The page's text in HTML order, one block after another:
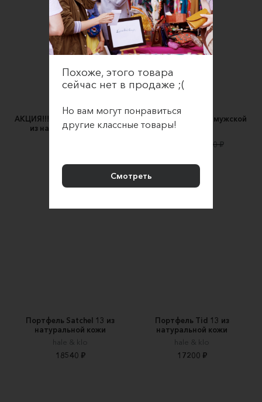
АКЦИЯ!!!Портфель Torden 13
из натуральной кожи
Портфель кожаный мужской
Densefog
32000 ₽
Портфель Satchel 13 из
натуральной кожи
hale & klo
18540 ₽
Портфель Tid 13 из
натуральной кожи
hale & klo
17200 ₽
Похоже, этого товара
сейчас нет в продаже ;(
Но вам могут понравиться
другие классные товары!
Смотреть